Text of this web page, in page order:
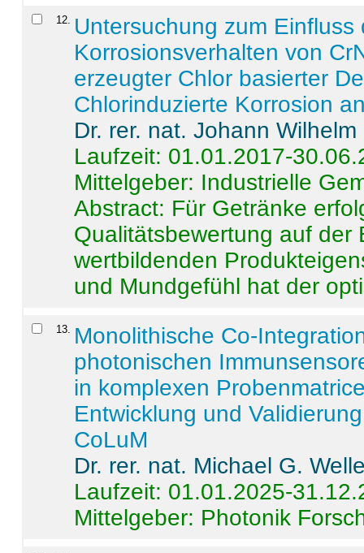
12
Untersuchung zum
Korrosionsverhalten von
erzeugter Chlor basierter
Chlorinduzierte Korrosion
Dr. rer. nat. Johann
Laufzeit: 01.01.2017-
Mittelgeber: Industrielle
Abstract: Für Getränke
Qualitätsbewertung auf der
wertbildenden
und Mundgefühl hat der
13
Monolithische Co-
photonischen
in komplexen
Entwicklung und
CoLuM
Dr. rer. nat. Michael G.
Laufzeit: 01.01.2025-
Mittelgeber: Photonik